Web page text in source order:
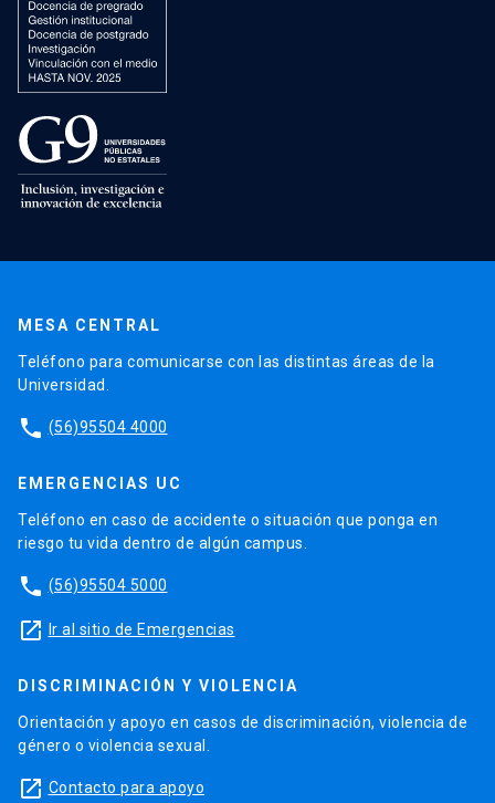
MESA CENTRAL
Teléfono para comunicarse con las distintas áreas de la
Universidad.
phone (56)95504 4000
EMERGENCIAS UC
Teléfono en caso de accidente o situación que ponga en
riesgo tu vida dentro de algún campus.
phone (56)95504 5000
launch Ir al sitio de Emergencias
DISCRIMINACIÓN Y VIOLENCIA
Orientación y apoyo en casos de discriminación, violencia de
género o violencia sexual.
launch Contacto para apoyo